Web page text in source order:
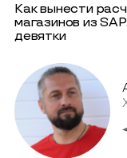
Как вынести
магазинов из
девятки